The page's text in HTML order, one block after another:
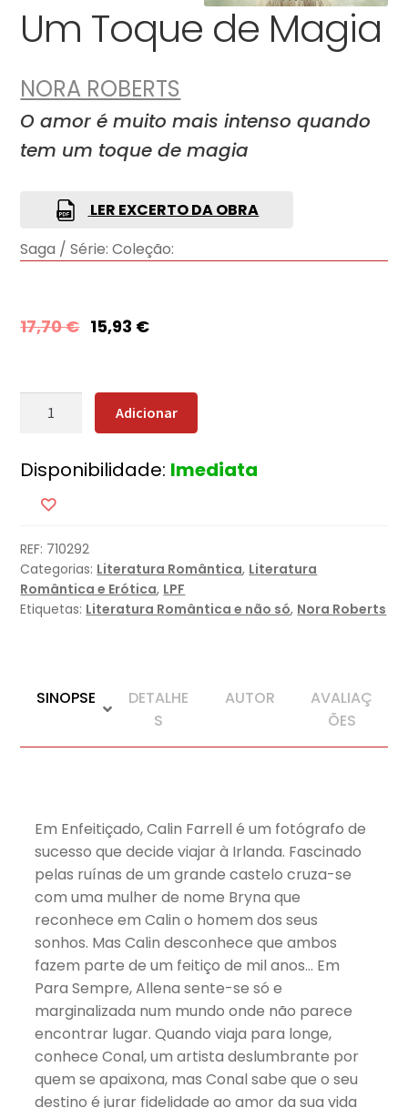
Um Toque de Magia
NORA ROBERTS
O amor é muito mais intenso quando
tem um toque de magia
LER EXCERTO DA OBRA
Saga / Série: Coleção:
17,70€ 15,93 €
Quantidade
Toque
Magia
Adicionar
Disponibilidade: Imediata
REF: 710292
Categorias: Literatura Romântica, Literatura
Romântica e Erótica, LPF
Etiquetas: Literatura Romântica e não só, Nora Roberts
SINOPSE
DETALHE
S
AUTOR
AVALIAÇ
ÕES
Em Enfeitiçado, Calin Farrell é um fotógrafo de
sucesso que decide viajar à Irlanda. Fascinado
pelas ruínas de um grande castelo cruza-se
com uma mulher de nome Bryna que
reconhece em Calin o homem dos seus
sonhos. Mas Calin desconhece que ambos
fazem parte de um feitiço de mil anos… Em
Para Sempre, Allena sente-se só e
marginalizada num mundo onde não parece
encontrar lugar. Quando viaja para longe,
conhece Conal, um artista deslumbrante por
quem se apaixona, mas Conal sabe que o seu
destino é jurar fidelidade ao amor da sua vida